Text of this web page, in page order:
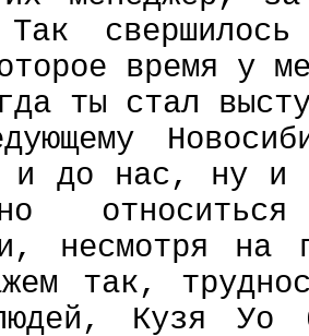
время у
ты стал
и до нас, ну и
несмотря на
так,
Кузя